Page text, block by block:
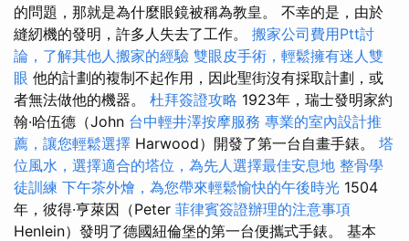
的問題，那就是為什麼眼鏡被稱為教皇。 不幸的是，由於
縫紉機的發明，許多人失去了工作。 搬家公司費用Ptt討
論，了解其他人搬家的經驗 雙眼皮手術，輕鬆擁有迷人雙
眼 他的計劃的複制不起作用，因此聖街沒有採取計劃，或
者無法做他的機器。 杜拜簽證攻略 1923年，瑞士發明家約
翰·哈伍德（John 台中輕井澤按摩服務 專業的室內設計推
薦，讓您輕鬆選擇 Harwood）開發了第一台自畫手錶。 塔
位風水，選擇適合的塔位，為先人選擇最佳安息地 整骨學
徒訓練 下午茶外燴，為您帶來輕鬆愉快的午後時光 1504
年，彼得·亨萊因（Peter 菲律賓簽證辦理的注意事項
Henlein）發明了德國紐倫堡的第一台便攜式手錶。 基本